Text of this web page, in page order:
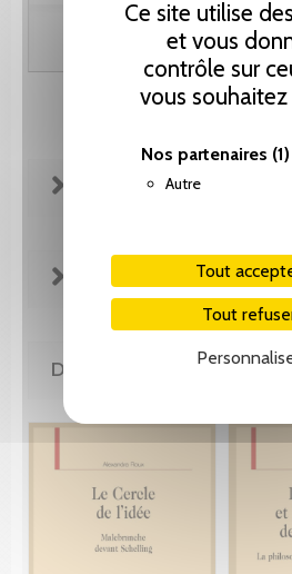
Ce site utilise
et vous
contrôle sur
vous
Nos partenaires (1)
Autre
Tout
Tout
Ajouter au
FICHE TECHNIQUE
EXTRAITS
DE LA MÊME COLLECTION